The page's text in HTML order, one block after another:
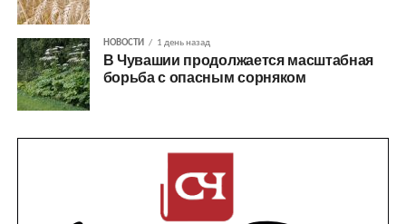
НОВОСТИ 1 день назад
В Чувашии продолжается масштабная
борьба с опасным сорняком